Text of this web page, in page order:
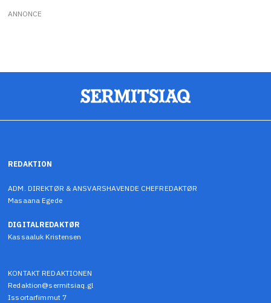
ANNONCE
REDAKTION
ADM. DIREKTØR & ANSVARSHAVENDE CHEFREDAKTØR
Masaana Egede
DIGITALREDAKTØR
Kassaaluk Kristensen
KONTAKT REDAKTIONEN
Redaktion@sermitsiaq.gl
Issortarfimmut 7